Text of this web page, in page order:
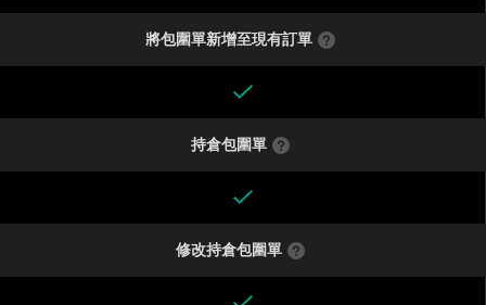
將包圍單新增至現有訂單
持倉包圍單
修改持倉包圍單